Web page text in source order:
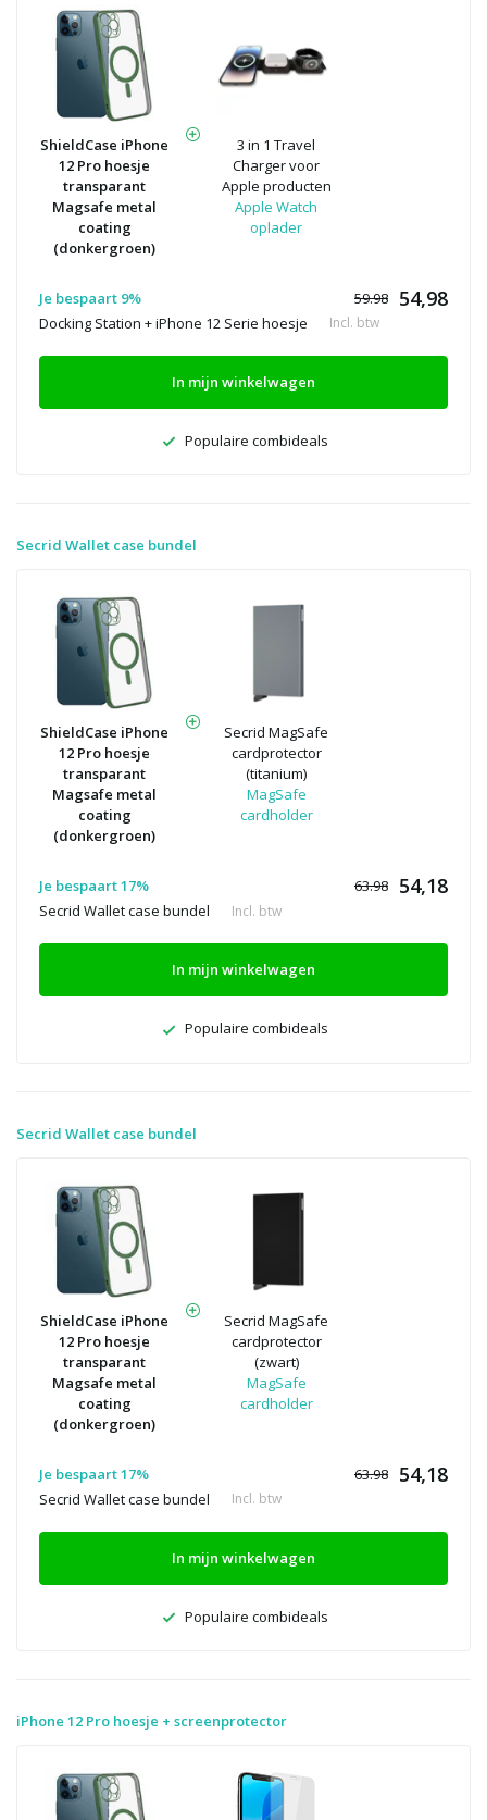
ShieldCase iPhone
12 Pro hoesje
transparant
Magsafe metal
coating
(donkergroen)
3 in 1 Travel
Charger voor
Apple producten
Apple Watch
oplader
Je bespaart 9% 59.98 54,98
Docking Station + iPhone 12 Serie hoesje Incl. btw
In mijn winkelwagen
Populaire combideals
Secrid Wallet case bundel
ShieldCase iPhone
12 Pro hoesje
transparant
Magsafe metal
coating
(donkergroen)
Secrid MagSafe
cardprotector
(titanium)
MagSafe
cardholder
Je bespaart 17% 63.98 54,18
Secrid Wallet case bundel Incl. btw
In mijn winkelwagen
Populaire combideals
Secrid Wallet case bundel
ShieldCase iPhone
12 Pro hoesje
transparant
Magsafe metal
coating
(donkergroen)
Secrid MagSafe
cardprotector
(zwart)
MagSafe
cardholder
Je bespaart 17% 63.98 54,18
Secrid Wallet case bundel Incl. btw
In mijn winkelwagen
Populaire combideals
iPhone 12 Pro hoesje + screenprotector